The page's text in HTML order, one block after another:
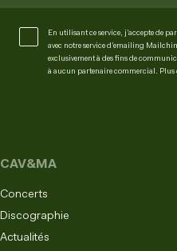
En utilisant ce service, j’accepte de
avec notre service d’emailing
exclusivement à des fins de
à aucun partenaire commercial. Plus
CAV&MA
Concerts
Discographie
Actualités